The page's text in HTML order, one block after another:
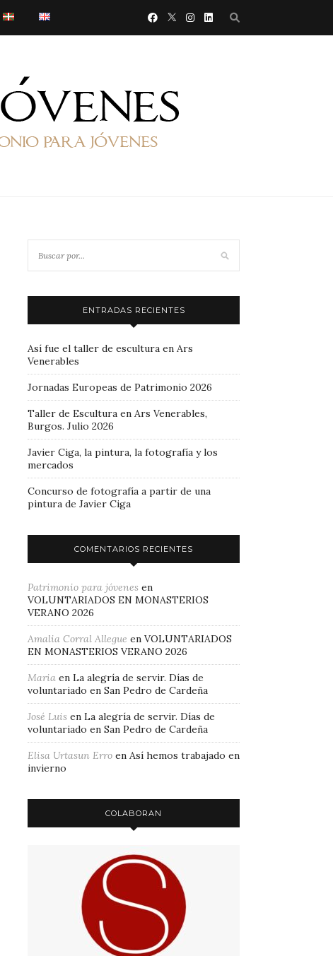
ENTRADAS RECIENTES
Así fue el taller de escultura en Ars
Venerables
Jornadas Europeas de Patrimonio 2026
Taller de Escultura en Ars Venerables,
Burgos. Julio 2026
Javier Ciga, la pintura, la fotografía y los
mercados
Concurso de fotografía a partir de una
pintura de Javier Ciga
COMENTARIOS RECIENTES
Patrimonio para jóvenes en
VOLUNTARIADOS EN MONASTERIOS
VERANO 2026
Amalia Corral Allegue en VOLUNTARIADOS
EN MONASTERIOS VERANO 2026
Maria en La alegría de servir. Días de
voluntariado en San Pedro de Cardeña
José Luis en La alegría de servir. Días de
voluntariado en San Pedro de Cardeña
Elisa Urtasun Erro en Así hemos trabajado en
invierno
COLABORAN